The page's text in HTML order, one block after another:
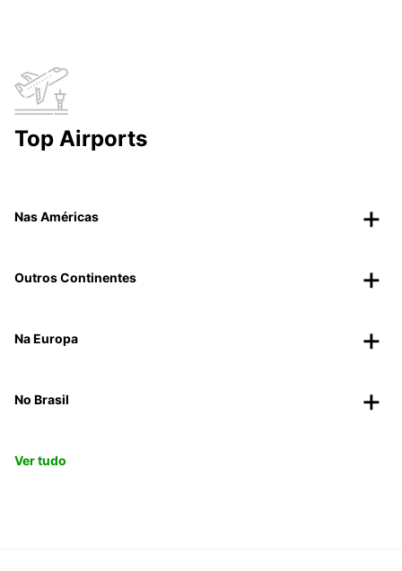
Top Airports
Nas Américas
Outros Continentes
Na Europa
No Brasil
Ver tudo